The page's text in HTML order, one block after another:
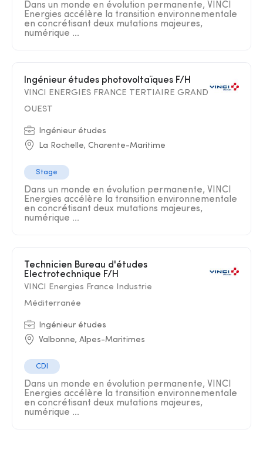
Dans un monde en évolution permanente, VINCI
Energies accélère la transition environnementale
en concrétisant deux mutations majeures,
numérique ...
Ingénieur études photovoltaïques F/H
VINCI ENERGIES FRANCE TERTIAIRE GRAND
OUEST
Ingénieur études
La Rochelle, Charente-Maritime
Stage
Dans un monde en évolution permanente, VINCI
Energies accélère la transition environnementale
en concrétisant deux mutations majeures,
numérique ...
Electrotechnique F/H
VINCI Energies France Industrie
Méditerranée
Ingénieur études
Valbonne, Alpes-Maritimes
CDI
Dans un monde en évolution permanente, VINCI
Energies accélère la transition environnementale
en concrétisant deux mutations majeures,
numérique ...